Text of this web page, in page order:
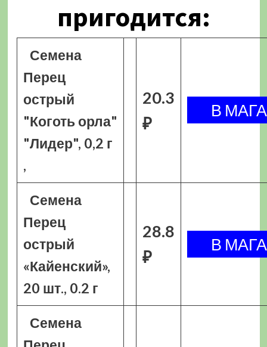
пригодится:
Семена
Перец
острый
"Коготь орла"
"Лидер", 0,2 г
,
20.3
₽
Семена
Перец
острый
«Кайенский»,
20 шт., 0.2 г
28.8
₽
Семена